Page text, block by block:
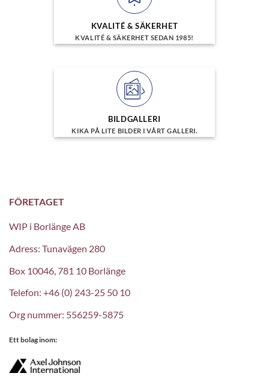
KVALITÉ & SÄKERHET
KVALITÉ & SÄKERHET SEDAN 1985!
BILDGALLERI
KIKA PÅ LITE BILDER I VÅRT GALLERI.
FÖRETAGET
WIP i Borlänge AB
Adress: Tunavägen 280
Box 10046, 781 10 Borlänge
Telefon: +46 (0) 243-25 50 10
Org nummer: 556259-5875
Ett bolag inom: